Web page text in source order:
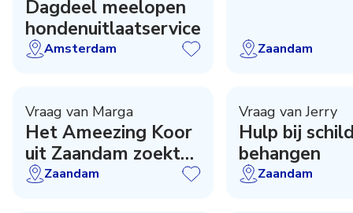
Dagdeel meelopen
hondenuitlaatservice
Amsterdam Zaandam
Vraag van Marga
Het Ameezing Koor
uit Zaandam zoekt
een dirigent /
Zaandam
Vraag van Jerry
Hulp bij schilderen en
behangen
Zaandam